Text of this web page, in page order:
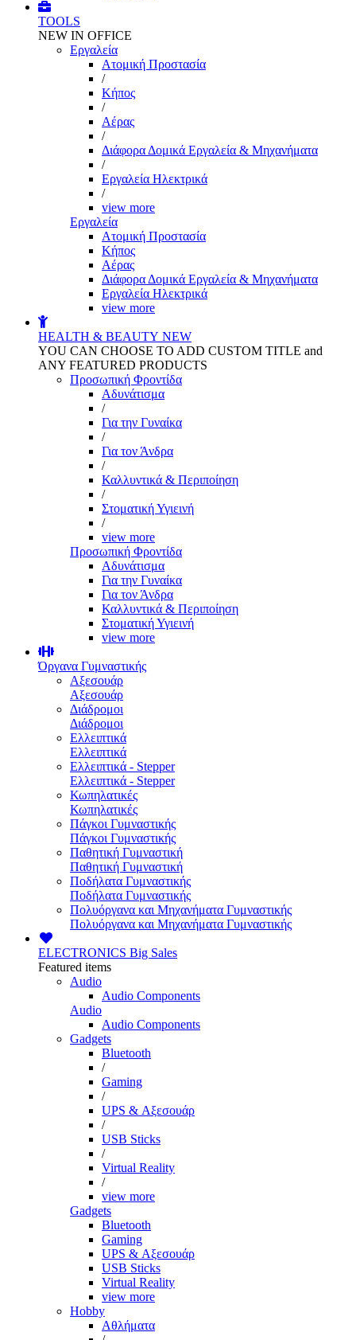
TOOLS
NEW IN OFFICE
Εργαλεία
Aτομική Προστασία
/
Kήπος
/
Αέρας
/
Διάφορα Δομικά Εργαλεία & Μηχανήματα
/
Εργαλεία Ηλεκτρικά
/
view more
Εργαλεία
Aτομική Προστασία
Kήπος
Αέρας
Διάφορα Δομικά Εργαλεία & Μηχανήματα
Εργαλεία Ηλεκτρικά
view more
HEALTH & BEAUTY NEW
YOU CAN CHOOSE TO ADD CUSTOM TITLE and
ANY FEATURED PRODUCTS
Προσωπική Φροντίδα
Αδυνάτισμα
/
Για την Γυναίκα
/
Για τον Άνδρα
/
Καλλυντικά & Περιποίηση
/
Στοματική Υγιεινή
/
view more
Προσωπική Φροντίδα
Αδυνάτισμα
Για την Γυναίκα
Για τον Άνδρα
Καλλυντικά & Περιποίηση
Στοματική Υγιεινή
view more
Όργανα Γυμναστικής
Αξεσουάρ
Αξεσουάρ
Διάδρομοι
Διάδρομοι
Ελλειπτικά
Ελλειπτικά
Ελλειπτικά - Stepper
Ελλειπτικά - Stepper
Κωπηλατικές
Κωπηλατικές
Πάγκοι Γυμναστικής
Πάγκοι Γυμναστικής
Παθητική Γυμναστική
Παθητική Γυμναστική
Ποδήλατα Γυμναστικής
Ποδήλατα Γυμναστικής
Πολυόργανα και Μηχανήματα Γυμναστικής
Πολυόργανα και Μηχανήματα Γυμναστικής
ELECTRONICS Big Sales
Featured items
Audio
Audio Components
Audio
Audio Components
Gadgets
Bluetooth
/
Gaming
/
UPS & Αξεσουάρ
/
USB Sticks
/
Virtual Reality
/
view more
Gadgets
Bluetooth
Gaming
UPS & Αξεσουάρ
USB Sticks
Virtual Reality
view more
Hobby
Αθλήματα